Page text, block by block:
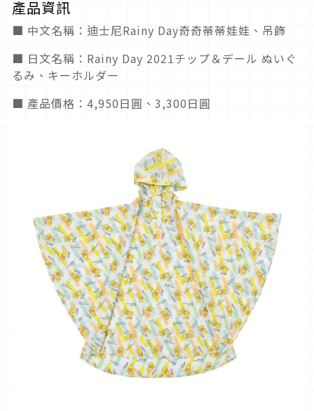
產品資訊
■ 中文名稱：迪士尼Rainy Day奇奇蒂蒂娃娃、吊飾
■ 日文名稱：Rainy Day 2021チップ＆デール ぬいぐ
るみ、キーホルダー
■ 產品價格：4,950日圓、3,300日圓